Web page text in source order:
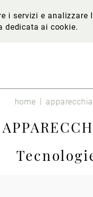
i servizi e
dedicata ai cookie.
home